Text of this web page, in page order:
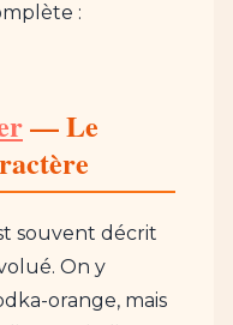
:
— Le
souvent décrit
On y
orange, mais